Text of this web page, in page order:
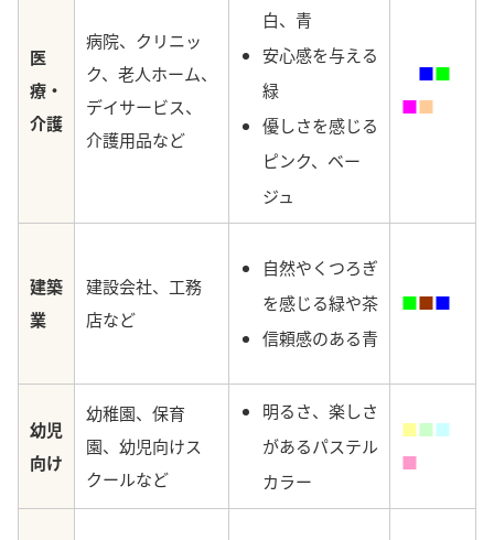
医
療・
介護
病院、クリニッ
ク、老人ホーム、
デイサービス、
介護用品など
白、青
安心感を与える
緑
優しさを感じる
ピンク、ベー
ジュ
■■
■■
建築
業
建設会社、工務
店など
自然やくつろぎ
を感じる緑や茶
信頼感のある青
■■■
幼児
向け
幼稚園、保育
園、幼児向けス
クールなど
明るさ、楽しさ
があるパステル
カラー
■■■
■